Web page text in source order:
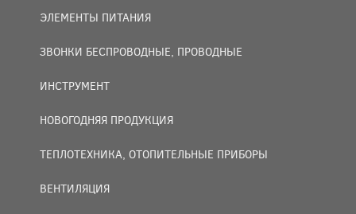
ЭЛЕМЕНТЫ ПИТАНИЯ
ЗВОНКИ БЕСПРОВОДНЫЕ, ПРОВОДНЫЕ
ИНСТРУМЕНТ
НОВОГОДНЯЯ ПРОДУКЦИЯ
ТЕПЛОТЕХНИКА, ОТОПИТЕЛЬНЫЕ ПРИБОРЫ
ВЕНТИЛЯЦИЯ